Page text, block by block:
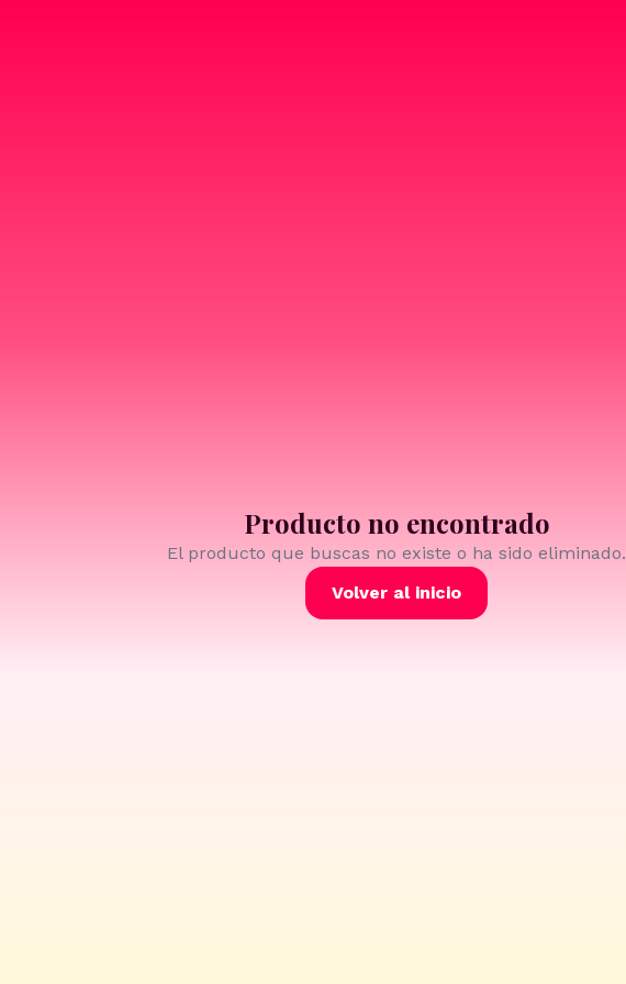
Producto no encontrado
El producto que buscas no existe o ha sido eliminado.
Volver al inicio